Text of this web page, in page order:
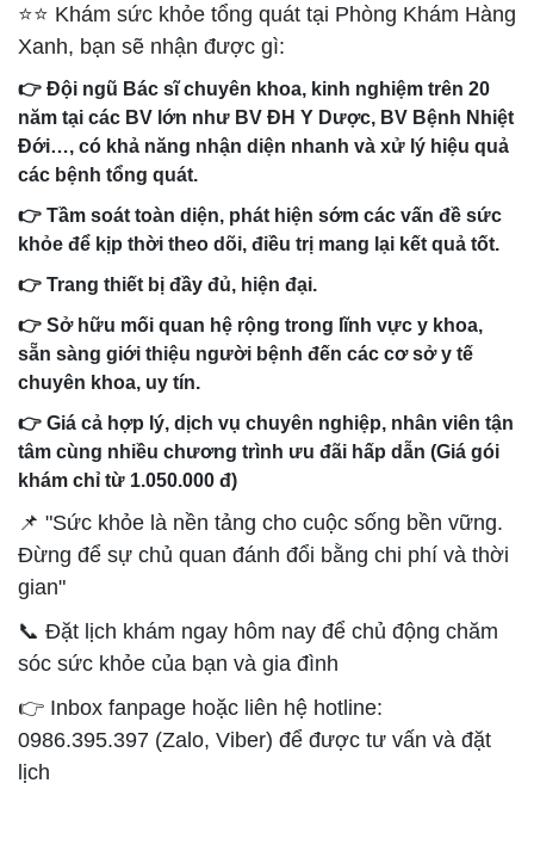
⭐⭐ Khám sức khỏe tổng quát tại Phòng Khám Hàng
Xanh, bạn sẽ nhận được gì:
👉 Đội ngũ Bác sĩ chuyên khoa, kinh nghiệm trên 20
năm tại các BV lớn như BV ĐH Y Dược, BV Bệnh Nhiệt
Đới…, có khả năng nhận diện nhanh và xử lý hiệu quả
các bệnh tổng quát.
👉 Tầm soát toàn diện, phát hiện sớm các vấn đề sức
khỏe để kịp thời theo dõi, điều trị mang lại kết quả tốt.
👉 Trang thiết bị đầy đủ, hiện đại.
👉 Sở hữu mối quan hệ rộng trong lĩnh vực y khoa,
sẵn sàng giới thiệu người bệnh đến các cơ sở y tế
chuyên khoa, uy tín.
👉 Giá cả hợp lý, dịch vụ chuyên nghiệp, nhân viên tận
tâm cùng nhiều chương trình ưu đãi hấp dẫn (Giá gói
khám chỉ từ 1.050.000 đ)
📌 "Sức khỏe là nền tảng cho cuộc sống bền vững.
Đừng để sự chủ quan đánh đổi bằng chi phí và thời
gian"
📞 Đặt lịch khám ngay hôm nay để chủ động chăm
sóc sức khỏe của bạn và gia đình
👉 Inbox fanpage hoặc liên hệ hotline:
0986.395.397 (Zalo, Viber) để được tư vấn và đặt
lịch